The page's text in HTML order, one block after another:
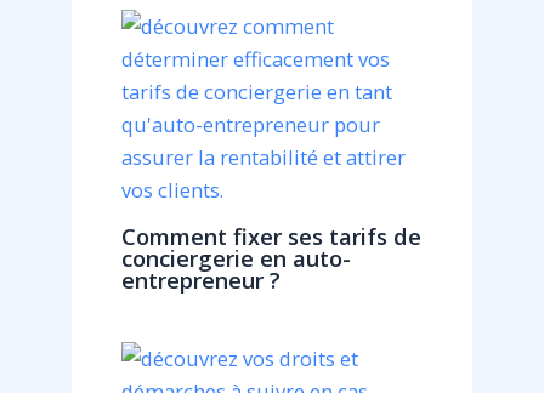
Comment fixer ses tarifs de
conciergerie en auto-
entrepreneur ?